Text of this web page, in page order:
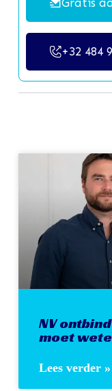
Gratis
+32 484
NV
moet
Lees verder »